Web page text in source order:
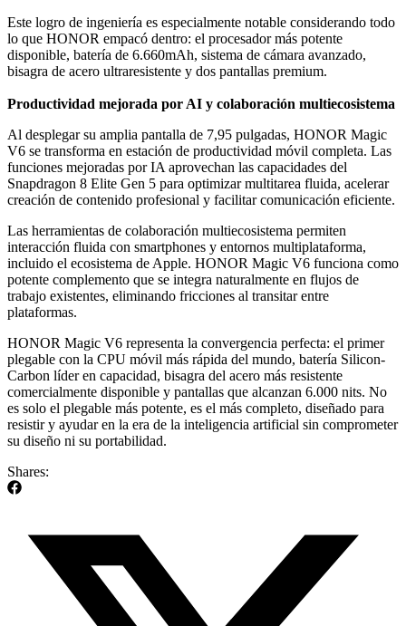
Este logro de ingeniería es especialmente notable considerando todo
lo que HONOR empacó dentro: el procesador más potente
disponible, batería de 6.660mAh, sistema de cámara avanzado,
bisagra de acero ultraresistente y dos pantallas premium.
Productividad mejorada por AI y colaboración multiecosistema
Al desplegar su amplia pantalla de 7,95 pulgadas, HONOR Magic
V6 se transforma en estación de productividad móvil completa. Las
funciones mejoradas por IA aprovechan las capacidades del
Snapdragon 8 Elite Gen 5 para optimizar multitarea fluida, acelerar
creación de contenido profesional y facilitar comunicación eficiente.
Las herramientas de colaboración multiecosistema permiten
interacción fluida con smartphones y entornos multiplataforma,
incluido el ecosistema de Apple. HONOR Magic V6 funciona como
potente complemento que se integra naturalmente en flujos de
trabajo existentes, eliminando fricciones al transitar entre
plataformas.
HONOR Magic V6 representa la convergencia perfecta: el primer
plegable con la CPU móvil más rápida del mundo, batería Silicon-
Carbon líder en capacidad, bisagra del acero más resistente
comercialmente disponible y pantallas que alcanzan 6.000 nits. No
es solo el plegable más potente, es el más completo, diseñado para
resistir y ayudar en la era de la inteligencia artificial sin comprometer
su diseño ni su portabilidad.
Shares: